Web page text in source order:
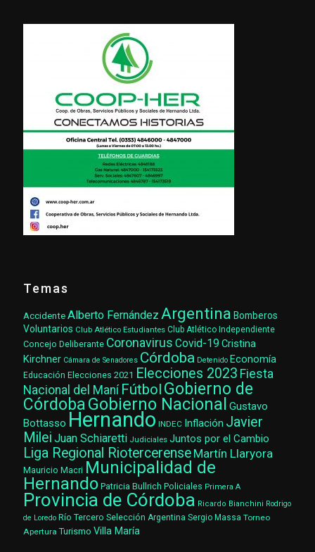
Temas
AccidenteAlberto Fernández Argentina Bomberos
Voluntarios Club Atlético Estudiantes Club Atlético Independiente
Concejo Deliberante Coronavirus Covid-19 Cristina
Kirchner Cámara de Senadores Córdoba Detenido Economía
Educación Elecciones 2021 Elecciones 2023 Fiesta
Nacional del Maní Fútbol Gobierno de
CórdobaGobierno Nacional Gustavo
Bottasso Hernando INDEC Inflación Javier
Milei Juan Schiaretti Judiciales Juntos por el Cambio
Liga Regional Riotercerense Martín Llaryora
Mauricio Macri Municipalidad de
Hernando Patricia Bullrich Policiales Primera A
Provincia de Córdoba Ricardo Bianchini Rodrigo
de Loredo Río Tercero Selección Argentina Sergio Massa Torneo
Apertura Turismo Villa María